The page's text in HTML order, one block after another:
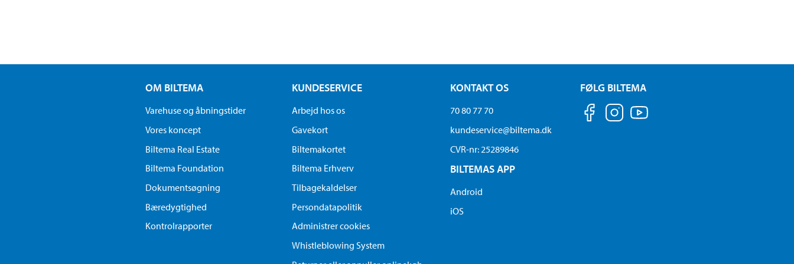
OM BILTEMA
Varehuse og åbningstider
Vores koncept
Biltema Real Estate
Biltema Foundation
Dokumentsøgning
Bæredygtighed
Kontrolrapporter
KUNDESERVICE
Arbejd hos os
Gavekort
Biltemakortet
Biltema Erhverv
Tilbagekaldelser
Persondatapolitik
Administrer cookies
Whistleblowing System
KONTAKT OS
70 80 77 70
kundeservice@biltema.dk
CVR-nr: 25289846
BILTEMAS APP
Android
iOS
FØLG BILTEMA